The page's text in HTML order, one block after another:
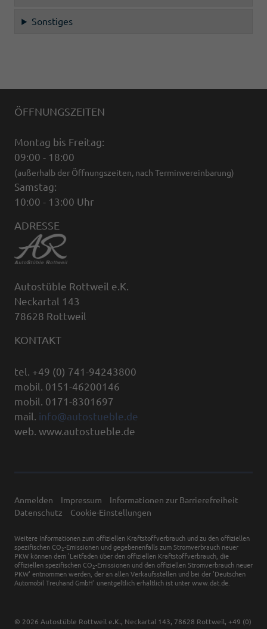
Sonstiges
ÖFFNUNGSZEITEN
Montag bis Freitag:
09:00 - 18:00
(außerhalb der Öffnungszeiten, nach Terminvereinbarung)
Samstag:
10:00 - 13:00 Uhr
ADRESSE
Autostüble Rottweil e.K.
Neckartal 143
78628 Rottweil
KONTAKT
tel. +49 (0) 741-94243800
mobil. 0151-46200146
mobil. 0171-8301697
mail. info@autostueble.de
web. www.autostueble.de
Anmelden Impressum
Informationen zur Barrierefreiheit
Datenschutz
Cookie-Einstellungen
Weitere Informationen zum offiziellen Kraftstoffverbrauch und zu den offiziellen
spezifischen CO 2-Emissionen und gegebenenfalls zum Stromverbrauch neuer
PKW können dem 'Leitfaden über den offiziellen Kraftstoffverbrauch, die
offiziellen spezifischen CO 2-Emissionen und den offiziellen Stromverbrauch neuer
PKW' entnommen werden, der an allen Verkaufsstellen und bei der 'Deutschen
Automobil Treuhand GmbH' unentgeltlich erhältlich ist unter www.dat.de.
© 2026 Autostüble Rottweil e.K., Neckartal 143, 78628 Rottweil, +49 (0)